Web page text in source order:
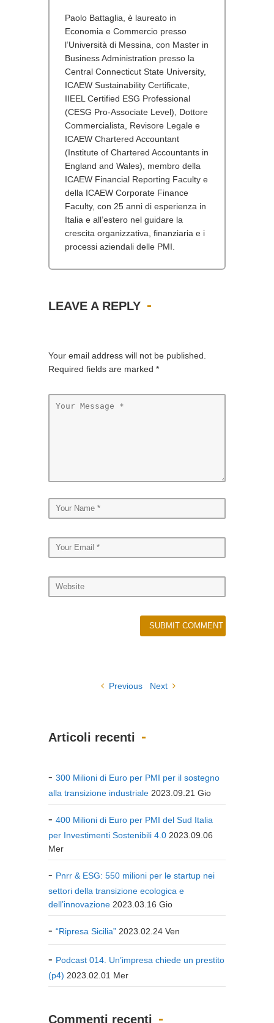
Paolo Battaglia, è laureato in
Economia e Commercio presso
l’Università di Messina, con Master in
Business Administration presso la
Central Connecticut State University,
ICAEW Sustainability Certificate,
IIEEL Certified ESG Professional
(CESG Pro-Associate Level), Dottore
Commercialista, Revisore Legale e
ICAEW Chartered Accountant
(Institute of Chartered Accountants in
England and Wales), membro della
ICAEW Financial Reporting Faculty e
della ICAEW Corporate Finance
Faculty, con 25 anni di esperienza in
Italia e all’estero nel guidare la
crescita organizzativa, finanziaria e i
processi aziendali delle PMI.
LEAVE A REPLY
Your email address will not be published.
Required fields are marked *
Previous Next
Articoli recenti
300 Milioni di Euro per PMI per il sostegno
alla transizione industriale 2023.09.21 Gio
400 Milioni di Euro per PMI del Sud Italia
per Investimenti Sostenibili 4.0 2023.09.06
Mer
Pnrr & ESG: 550 milioni per le startup nei
settori della transizione ecologica e
dell’innovazione 2023.03.16 Gio
“Ripresa Sicilia” 2023.02.24 Ven
Podcast 014. Un’impresa chiede un prestito
(p4) 2023.02.01 Mer
Commenti recenti